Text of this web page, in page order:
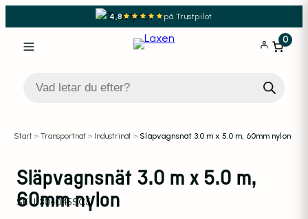
4,8 på Trustpilot
0
Start > Transportnät > Industrinät > Släpvagnsnät 3.0 m x 5.0 m, 60mm nylon
Släpvagnsnät 3.0 m x 5.0 m,
60mm nylon
SKU:304045SC5